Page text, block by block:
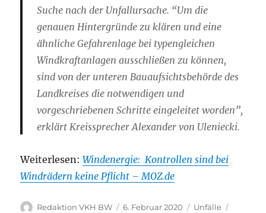
Suche nach der Unfallursache. “Um die
genauen Hintergründe zu klären und eine
ähnliche Gefahrenlage bei typengleichen
Windkraftanlagen ausschließen zu können,
sind von der unteren Bauaufsichtsbehörde des
Landkreises die notwendigen und
vorgeschriebenen Schritte eingeleitet worden”,
erklärt Kreissprecher Alexander von Uleniecki.
Weiterlesen:Windenergie: Kontrollen sind bei
Windrädern keine Pflicht – MOZ.de
Autor
Redaktion VKH BW
Veröffentlicht
6. Februar 2020 Kategorien
Unfälle